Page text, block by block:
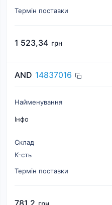
Термін поставки
1 523,34 грн
AND 14837016
Найменування
Інфо
Склад
К-cть
Термін поставки
781,2